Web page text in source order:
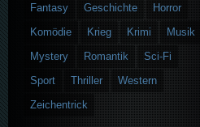
Fantasy
Geschichte
Horror
Komödie
Krieg Krimi
Musik
Mystery
Romantik
Sci-Fi
Sport
Thriller
Western
Zeichentrick